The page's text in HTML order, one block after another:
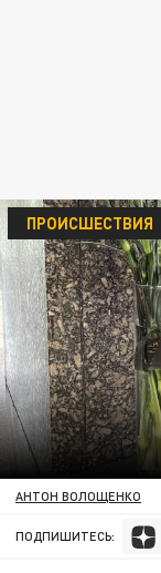
ПРОИСШЕСТВИЯ
АНТОН ВОЛОЩЕНКО
ПОДПИШИТЕСЬ: